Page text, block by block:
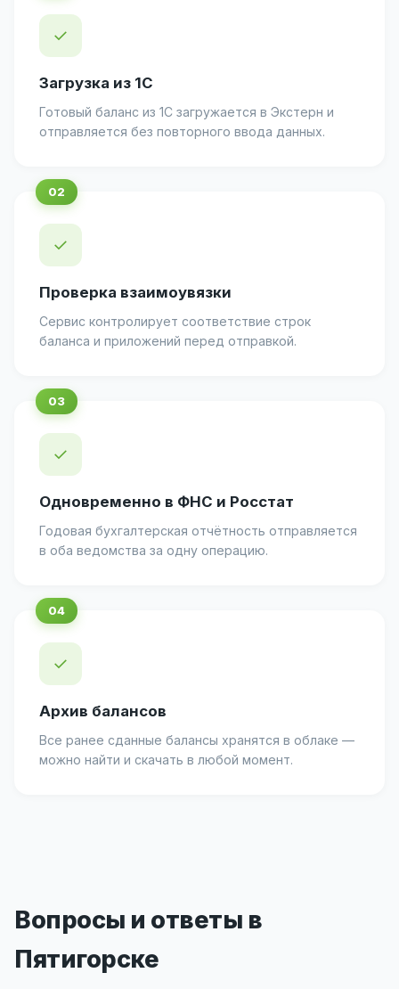
✓
Загрузка из 1С
Готовый баланс из 1С загружается в Экстерн и
отправляется без повторного ввода данных.
✓
Проверка взаимоувязки
Сервис контролирует соответствие строк
баланса и приложений перед отправкой.
✓
Одновременно в ФНС и Росстат
Годовая бухгалтерская отчётность отправляется
в оба ведомства за одну операцию.
✓
Архив балансов
Все ранее сданные балансы хранятся в облаке —
можно найти и скачать в любой момент.
Вопросы и ответы в
Пятигорске